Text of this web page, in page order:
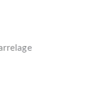
06700 / © JLC
(Lorgues 83510
rustiques sur le
Parquets)
sol entre parquet
JLC Parquets)
au centre